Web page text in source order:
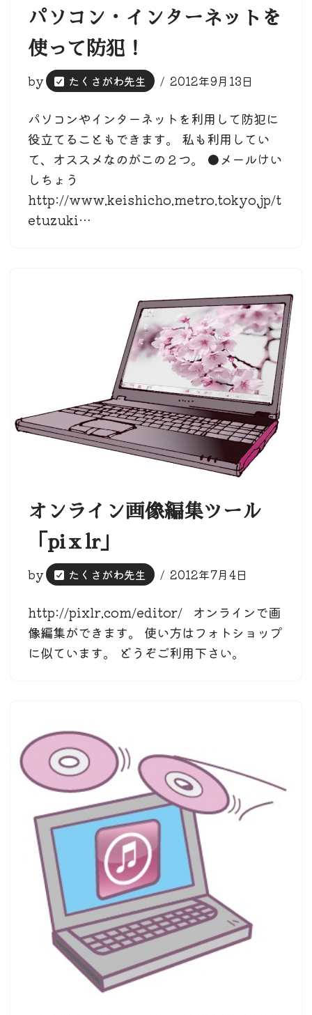
パソコン・インターネットを
使って防犯！
by たくさがわ先生 2012年9月13日
パソコンやインターネットを利用して防犯に
役立てることもできます。 私も利用してい
て、オススメなのがこの２つ。 ●メールけい
しちょう
http://www.keishicho.metro.tokyo.jp/t
etuzuki…
オンライン画像編集ツール
「piｘlr」
by たくさがわ先生 2012年7月4日
http://pixlr.com/editor/ オンラインで画
像編集ができます。 使い方はフォトショップ
に似ています。 どうぞご利用下さい。